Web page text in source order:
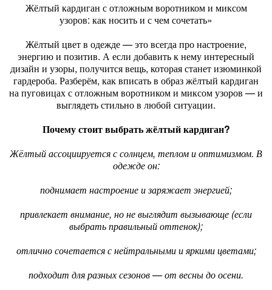
Жёлтый кардиган с отложным воротником и миксом
узоров: как носить и с чем сочетать»
Жёлтый цвет в одежде — это всегда про настроение,
энергию и позитив. А если добавить к нему интересный
дизайн и узоры, получится вещь, которая станет изюминкой
гардероба. Разберём, как вписать в образ жёлтый кардиган
на пуговицах с отложным воротником и миксом узоров — и
выглядеть стильно в любой ситуации.
Почему стоит выбрать жёлтый кардиган?
Жёлтый ассоциируется с солнцем, теплом и оптимизмом. В
одежде он:
поднимает настроение и заряжает энергией;
привлекает внимание, но не выглядит вызывающе (если
выбрать правильный оттенок);
отлично сочетается с нейтральными и яркими цветами;
подходит для разных сезонов — от весны до осени.